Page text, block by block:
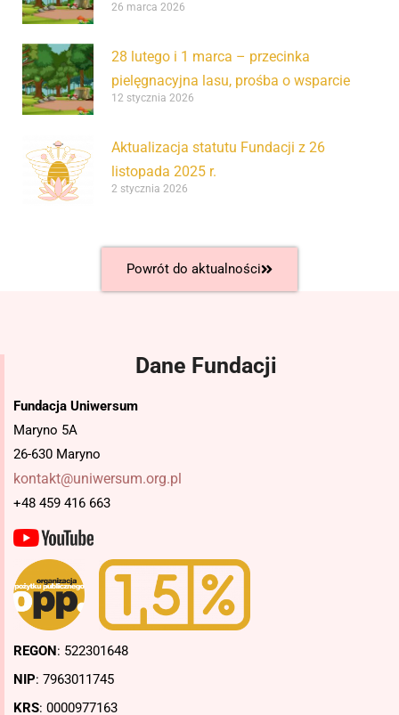
26 marca 2026
28 lutego i 1 marca – przecinka
pielęgnacyjna lasu, prośba o wsparcie
12 stycznia 2026
Aktualizacja statutu Fundacji z 26
listopada 2025 r.
2 stycznia 2026
Powrót do aktualności
Dane Fundacji
Fundacja Uniwersum
Maryno 5A
26-630 Maryno
kontakt@uniwersum.org.pl
+48 459 416 663
REGON: 522301648
NIP: 7963011745
KRS: 0000977163